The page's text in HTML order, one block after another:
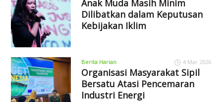
Anak Muda Masih Minim
Dilibatkan dalam Keputusan
Kebijakan Iklim
Berita Harian 4 Mar 2026
Organisasi Masyarakat Sipil
Bersatu Atasi Pencemaran
Industri Energi